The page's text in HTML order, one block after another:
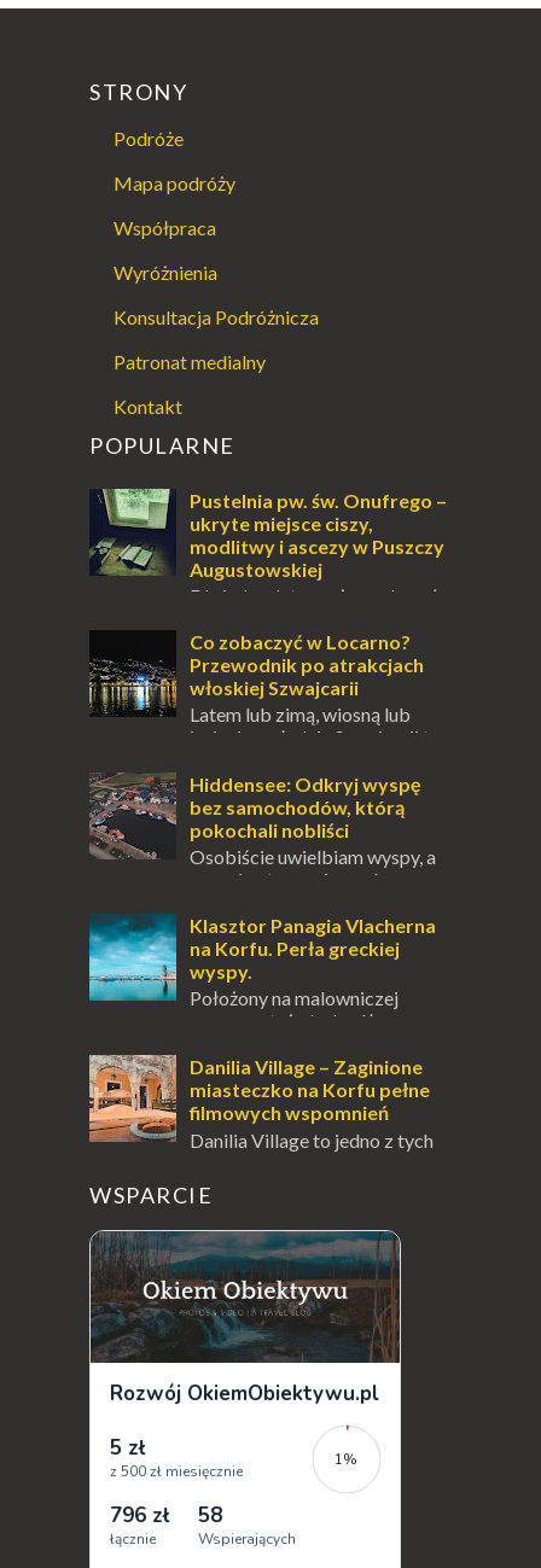
STRONY
Podróże
Mapa podróży
Współpraca
Wyróżnienia
Konsultacja Podróżnicza
Patronat medialny
Kontakt
POPULARNE
Pustelnia pw. św. Onufrego –
ukryte miejsce ciszy,
modlitwy i ascezy w Puszczy
Augustowskiej
Dla jednych to może wydawać
przetrwania lub romantycznym życiem. Dla
innych to nieustanne przebywanie z B...
Co zobaczyć w Locarno?
Przewodnik po atrakcjach
włoskiej Szwajcarii
Latem lub zimą, wiosną lub
jesienią, południe Szwajcarii to
odwiedzić. Moja zimowa podróż do
Locarno gwara...
Hiddensee: Odkryj wyspę
bez samochodów, którą
pokochali nobliści
Osobiście uwielbiam wyspy, a
uczucie otoczenia wodą
pośrodku Bałtyku? To zawsze brzmi jak
doskonał...
Klasztor Panagia Vlacherna
na Korfu. Perła greckiej
wyspy.
Położony na malowniczej
wysepce, tuż obok półwyspu
jest jednym z najbardziej rozpoznawalnych
symbo...
Danilia Village – Zaginione
miasteczko na Korfu pełne
filmowych wspomnień
Danilia Village to jedno z tych
sobie wiele tajemnic i historii, a przy tym
jest doskonale znane miłośnikom f...
WSPARCIE